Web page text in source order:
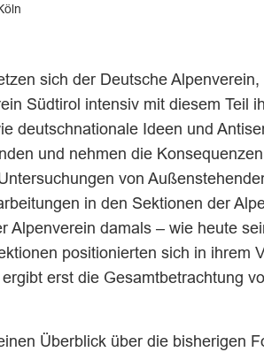
sich der Deutsche
Südtirol intensiv mit diesem Teil
deutschnationale Ideen und
und nehmen die
von
in den Sektionen der
Alpenverein damals – wie heute
positionierten sich in ihrem
erst die Gesamtbetrachtung
Überblick über die bisherigen